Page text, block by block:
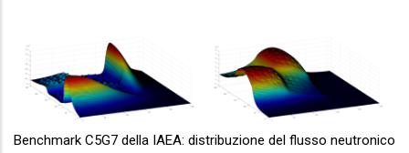
Benchmark C5G7 della IAEA: distribuzione del flusso neutronico